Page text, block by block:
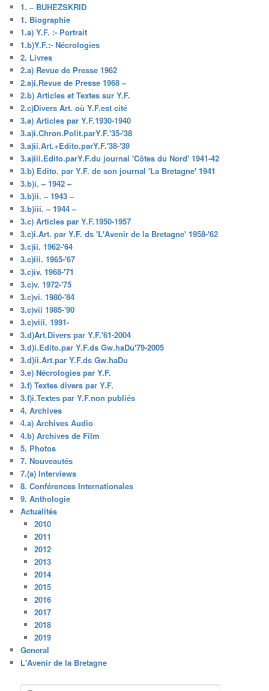
1. – BUHEZSKRID
1. Biographie
1.a) Y.F. :- Portrait
1.b)Y.F.:- Nécrologies
2. Livres
2.a) Revue de Presse 1962
2.a)i.Revue de Presse 1968 –
2.b) Articles et Textes sur Y.F.
2.c)Divers Art. où Y.F.est cité
3.a) Articles par Y.F.1930-1940
3.a)i.Chron.Polit.parY.F.'35-'38
3.a)ii.Art.+Edito.parY.F.'38-'39
3.a)iii.Edito.parY.F.du journal 'Côtes du Nord' 1941-42
3.b) Edito. par Y.F. de son journal 'La Bretagne' 1941
3.b)i. – 1942 –
3.b)ii. – 1943 –
3.b)iii. – 1944 –
3.c) Articles par Y.F.1950-1957
3.c)i.Art. par Y.F. ds 'L'Avenir de la Bretagne' 1958-'62
3.c)ii. 1962-'64
3.c)iii. 1965-'67
3.c)iv. 1968-'71
3.c)v. 1972-'75
3.c)vi. 1980-'84
3.c)vii 1985-'90
3.c)viii. 1991-
3.d)Art.Divers par Y.F.'61-2004
3.d)i.Edito.par Y.F.ds Gw.haDu'79-2005
3.d)ii.Art.par Y.F.ds Gw.haDu
3.e) Nécrologies par Y.F.
3.f) Textes divers par Y.F.
3.f)i.Textes par Y.F.non publiés
4. Archives
4.a) Archives Audio
4.b) Archives de Film
5. Photos
7. Nouveautés
7.(a) Interviews
8. Conférences Internationales
9. Anthologie
Actualités
2010
2011
2012
2013
2014
2015
2016
2017
2018
2019
General
L'Avenir de la Bretagne